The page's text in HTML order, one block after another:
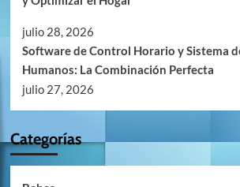
julio 28, 2026
Software de Control Horario y Sistema
Humanos: La Combinación Perfecta
julio 27, 2026
Categorías